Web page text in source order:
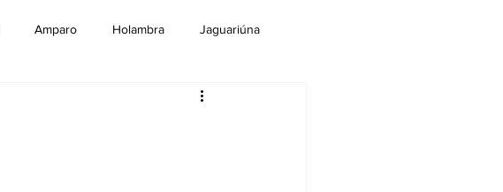
Amparo Holambra Jaguariúna
Editorial